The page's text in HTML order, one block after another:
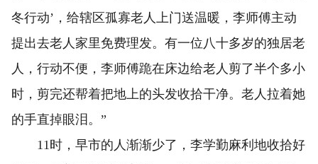
冬行动’，给辖区孤寡老人上门送温暖，李师傅主动
提出去老人家里免费理发。有一位八十多岁的独居老
人，行动不便，李师傅跪在床边给老人剪了半个多小
时，剪完还帮着把地上的头发收拾干净。老人拉着她
的手直掉眼泪。”
11时，早市的人渐渐少了，李学勤麻利地收拾好